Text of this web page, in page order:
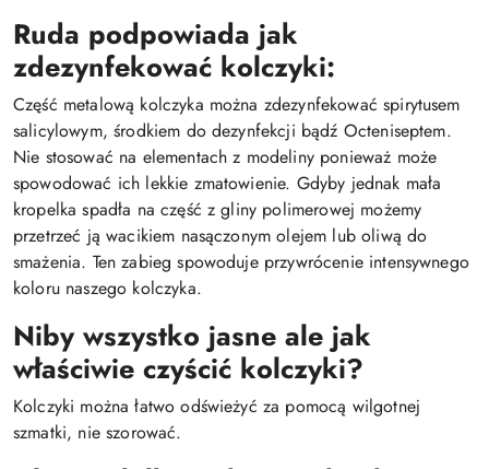
Ruda podpowiada jak
zdezynfekować kolczyki:
Część metalową kolczyka można zdezynfekować spirytusem
salicylowym, środkiem do dezynfekcji bądź Octeniseptem.
Nie stosować na elementach z modeliny ponieważ może
spowodować ich lekkie zmatowienie. Gdyby jednak mała
kropelka spadła na część z gliny polimerowej możemy
przetrzeć ją wacikiem nasączonym olejem lub oliwą do
smażenia. Ten zabieg spowoduje przywrócenie intensywnego
koloru naszego kolczyka.
Niby wszystko jasne ale jak
właściwie czyścić kolczyki?
Kolczyki można łatwo odświeżyć za pomocą wilgotnej
szmatki, nie szorować.